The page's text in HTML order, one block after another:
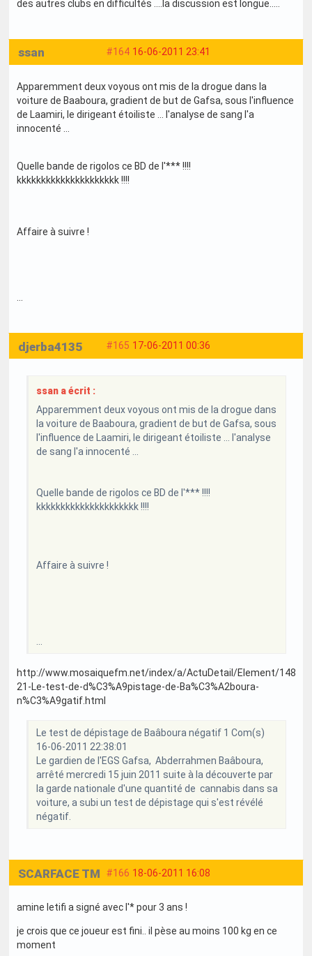
des autres clubs en difficultés ....la discussion est longue.....
#164 16-06-2011 23:41
ssan
Apparemment deux voyous ont mis de la drogue dans la
voiture de Baaboura, gradient de but de Gafsa, sous l'influence
de Laamiri, le dirigeant étoiliste ... l'analyse de sang l'a
innocenté ...
Quelle bande de rigolos ce BD de l'*** !!!!
kkkkkkkkkkkkkkkkkkkkk !!!!
Affaire à suivre !
#165 17-06-2011 00:36
djerba4135
ssan a écrit :
Apparemment deux voyous ont mis de la drogue dans
la voiture de Baaboura, gradient de but de Gafsa, sous
l'influence de Laamiri, le dirigeant étoiliste ... l'analyse
de sang l'a innocenté ...
Quelle bande de rigolos ce BD de l'*** !!!!
kkkkkkkkkkkkkkkkkkkkk !!!!
Affaire à suivre !
http://www.mosaiquefm.net/index/a/ActuDetail/Element/148
21-Le-test-de-d%C3%A9pistage-de-Ba%C3%A2boura-
n%C3%A9gatif.html
Le test de dépistage de Baâboura négatif 1 Com(s)
16-06-2011 22:38:01
Le gardien de l'EGS Gafsa, Abderrahmen Baâboura,
arrêté mercredi 15 juin 2011 suite à la découverte par
la garde nationale d'une quantité de cannabis dans sa
voiture, a subi un test de dépistage qui s'est révélé
négatif.
#166 18-06-2011 16:08
SCARFACE TM
amine letifi a signé avec l'* pour 3 ans !
je crois que ce joueur est fini.. il pèse au moins 100 kg en ce
moment